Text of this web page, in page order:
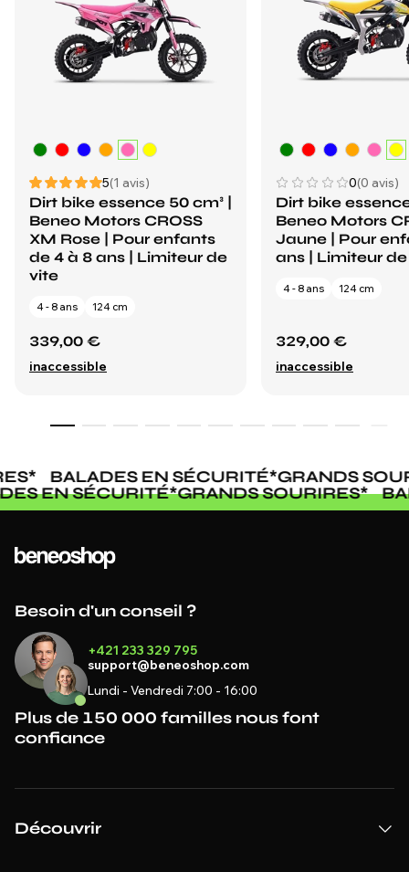
5(1 avis)
Dirt bike essence 50 cm³ |
Beneo Motors CROSS
XM Rose | Pour enfants
de 4 à 8 ans | Limiteur de
vite
4 - 8 ans 124 cm
339,00 €
inaccessible
0(0 avis)
Dirt bike
Beneo Motors
Jaune | Pour
ans | Limiteur
4 - 8 ans 124 cm
329,00 €
inaccessible
* BALADES EN SÉCURITÉ*GRANDS
EN SÉCURITÉ*GRANDS SOURIRES*
Besoin d'un conseil ?
+421 233 329 795
support@beneoshop.com
Lundi - Vendredi 7:00 - 16:00
Plus de 150 000 familles nous font
confiance
Découvrir